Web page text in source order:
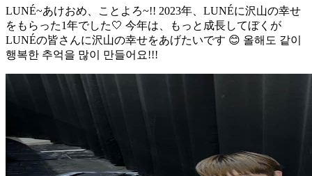
LUNÉ~あけおめ、ことよろ~!! 2023年、LUNÉに沢山の幸せ
をもらった1年でした🤍 今年は、もっと成長してぼくが
LUNÉの皆さんに沢山の幸せをあげたいです 😊 올해도 같이
행복한 추억을 많이 만들어요!!!